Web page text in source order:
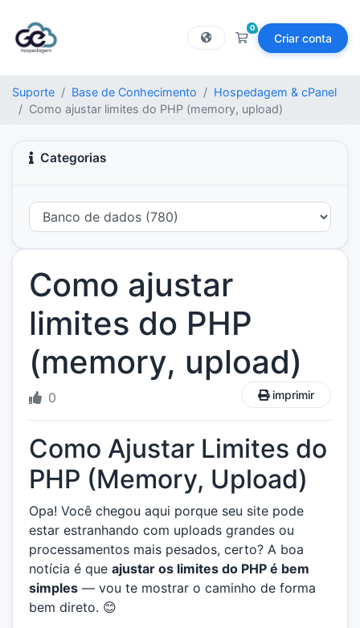
0
Carrinho de Compras
Criar conta
Suporte Base de Conhecimento
Hospedagem & cPanel
Como ajustar limites do PHP (memory, upload)
Categorias
Como ajustar
limites do PHP
(memory, upload)
imprimir
0
Como Ajustar Limites do
PHP (Memory, Upload)
Opa! Você chegou aqui porque seu site pode
estar estranhando com uploads grandes ou
processamentos mais pesados, certo? A boa
notícia é que ajustar os limites do PHP é bem
simples — vou te mostrar o caminho de forma
bem direto. 😊